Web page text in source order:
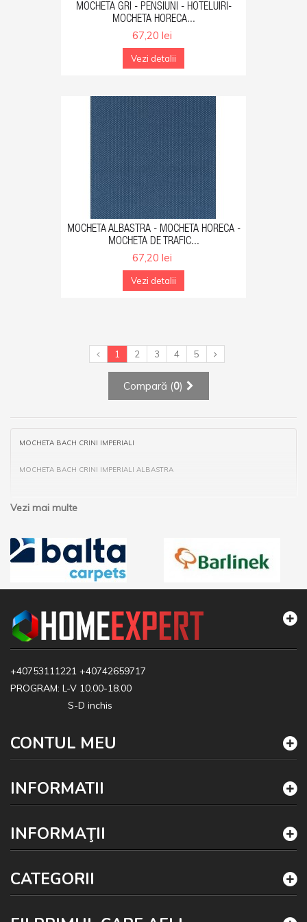
MOCHETA GRI - PENSIUNI - HOTELUIRI-
MOCHETA HORECA...
67,20 lei
Vezi detalii
MOCHETA ALBASTRA - MOCHETA HORECA -
MOCHETA DE TRAFIC...
67,20 lei
Vezi detalii
1 2 3 4 5
Compară (0)
MOCHETA BACH CRINI IMPERIALI
MOCHETA BACH CRINI IMPERIALI ALBASTRA
Vezi mai multe
+40753111221 +40742659717
PROGRAM: L-V 10.00-18.00
S-D inchis
CONTUL MEU
INFORMATII
INFORMAŢII
CATEGORII